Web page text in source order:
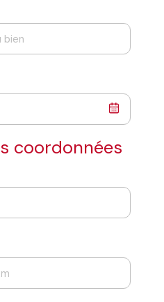
auprès de la cour
d’intervenir dans des
comme une succession, un
coordonnées